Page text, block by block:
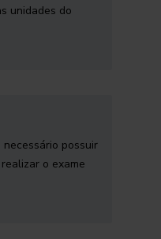
unidades do
possuir
o exame